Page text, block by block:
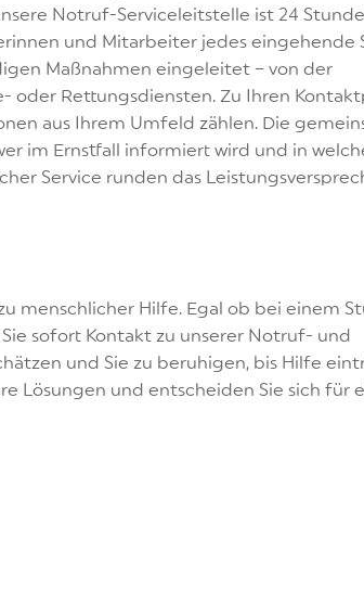
Notruf-Serviceleitstelle ist 24
und Mitarbeiter jedes eingehende
Maßnahmen eingeleitet – von der
oder Rettungsdiensten. Zu Ihren
aus Ihrem Umfeld zählen. Die
im Ernstfall informiert wird und in
Service runden das
menschlicher Hilfe. Egal ob bei einem
sofort Kontakt zu unserer Notruf- und
und Sie zu beruhigen, bis Hilfe
Lösungen und entscheiden Sie sich für